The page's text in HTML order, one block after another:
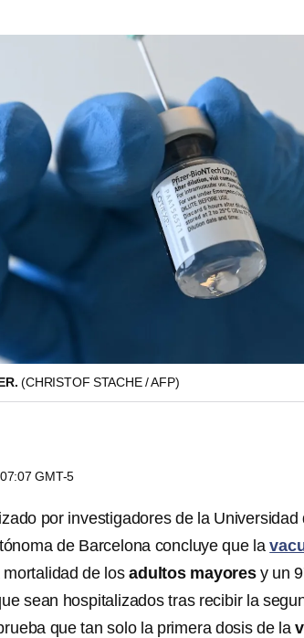
(CHRISTOF STACHE / AFP)
GMT-5
por investigadores de la Universidad
de Barcelona concluye que la
de losadultos mayoresy un
sean hospitalizados tras recibir la
que tan solo la primera dosis de la